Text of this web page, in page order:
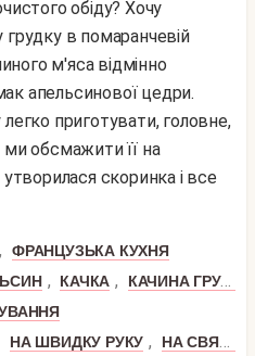
в помаранчевій
м'яса відмінно
апельсинової цедри.
приготувати, головне,
обсмажити її на
скоринка і все
,
ФРАНЦУЗЬКА КУХНЯ
, КАЧКА ,
КАЧИНА ГРУДКА
НА ШВИДКУ РУКУ ,
НА СВЯТКОВИЙ СТІЛ